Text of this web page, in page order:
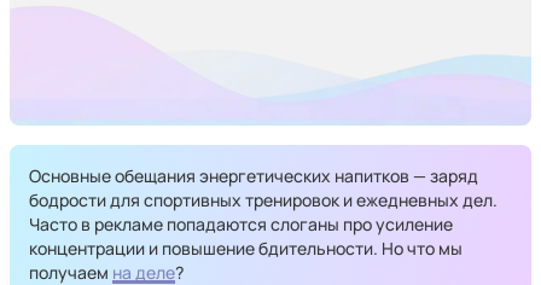
Основные обещания энергетических напитков — заряд
бодрости для спортивных тренировок и ежедневных дел.
Часто в рекламе попадаются слоганы про усиление
концентрации и повышение бдительности. Но что мы
получаем на деле?